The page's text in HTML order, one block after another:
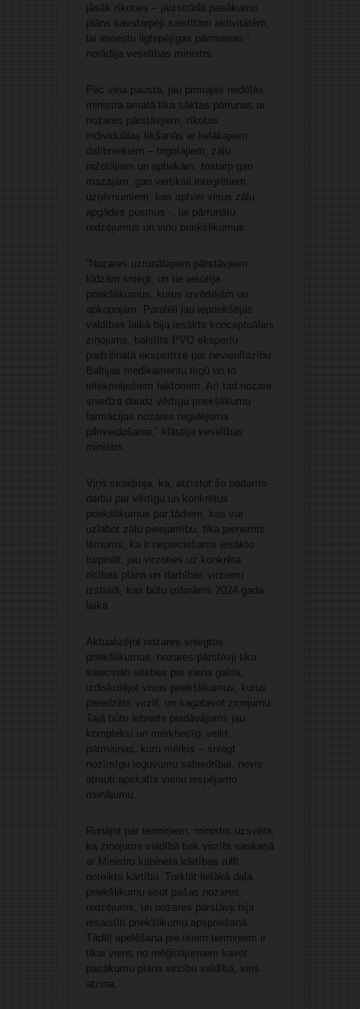
jāsāk rīkoties – jāizstrādā pasākumu
plāns savstarpēji saistītām aktivitātēm,
lai ieviestu ilgtspējīgas pārmaiņas,”
norādīja veselības ministrs.
Pēc viņa paustā, jau pirmajās nedēļās
ministra amatā tika sāktas pārrunas ar
nozares pārstāvjiem, rīkotas
individuālas tikšanās ar lielākajiem
dalībniekiem – tirgotājiem, zāļu
ražotājiem un aptiekām, tostarp gan
mazajām, gan vertikāli integrētiem
uzņēmumiem, kas aptver visus zāļu
apgādes posmus -, lai pārrunātu
redzējumus un viņu priekšlikumus.
“Nozares uzrunātajiem pārstāvjiem
lūdzām sniegt, un tie iesūtīja
priekšlikumus, kurus izvērtējām un
apkopojām. Paralēli jau iepriekšējās
valdības laikā bija iesākts konceptuālais
ziņojums, balstīts PVO ekspertu
padziļinātā ekspertīzē par nevienlīdzību
Baltijas medikamentu tirgū un to
ietekmējošiem faktoriem. Arī tad nozare
sniedza daudz vērtīgu priekšlikumu
farmācijas nozares regulējuma
pilnveidošanai,” klāstīja veselības
ministrs.
Viņš skaidroja, ka, atzīstot šo padarīto
darbu par vērtīgu un konkrētus
priekšlikumus par tādiem, kas var
uzlabot zāļu pieejamību, tika pieņemts
lēmums, ka ir nepieciešams iesākto
turpināt, jau virzoties uz konkrēta
rīcības plāna un darbības virzienu
izstrādi, kas būtu izdarāms 2024.gada
laikā.
Aktualizējot nozares sniegtos
priekšlikumus, nozares pārstāvji tika
saaicināti sēsties pie viena galda,
izdiskutējot visus priekšlikumus, kurus
paredzēts virzīt, un sagatavot ziņojumu.
Tajā būtu ietverts piedāvājums jau
kompleksi un mērķtiecīgi veikt
pārmaiņas, kuru mērķis – sniegt
nozīmīgu ieguvumu sabiedrībai, nevis
atrauti apskatīs vienu iespējamo
risinājumu.
Runājot par termiņiem, ministrs uzsvēra,
ka ziņojums valdībā tiek virzīts saskaņā
ar Ministru kabineta kārtības rullī
noteikto kārtību. Turklāt lielākā daļa
priekšlikumu esot pašas nozares
redzējums, un nozares pārstāvji bija
iesaistīti priekšlikumu apspriešanā.
Tādēļ apelēšana pie īsiem termiņiem ir
tikai viens no mēģinājumiem kavēt
pasākumu plāna virzību valdībā, viņš
atzina.